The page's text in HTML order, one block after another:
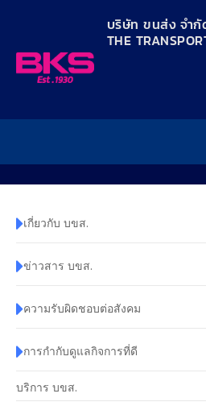
บริษัท ขนส่ง จำกั
THE
เกี่ยวกับ บขส.
ข่าวสาร บขส.
ความรับผิดชอบต่อสังคม
การกำกับดูแลกิจการที่ดี
บริการ บขส.